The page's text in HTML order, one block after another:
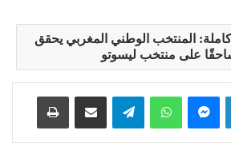
كاملة: المنتخب الوطني المغربي يحقق
على منتخب ليسوتو
لينكدإن ماسنجر واتساب تيلقرام مشاركة عبر البريد طباعة